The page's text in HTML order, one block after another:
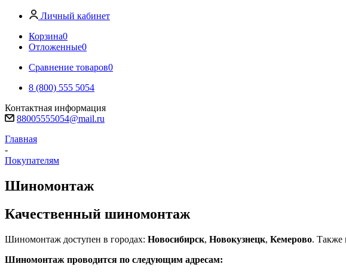
Личный кабинет
Корзина0
Отложенные0
Сравнение товаров0
8 (800) 555 5054
Контактная информация
88005555054@mail.ru
Главная
-
Покупателям
Шиномонтаж
Качественный шиномонтаж
Шиномонтаж доступен в городах: Новосибирск, Новокузнецк, Кемерово. Также
Шиномонтаж проводится по следующим адресам: